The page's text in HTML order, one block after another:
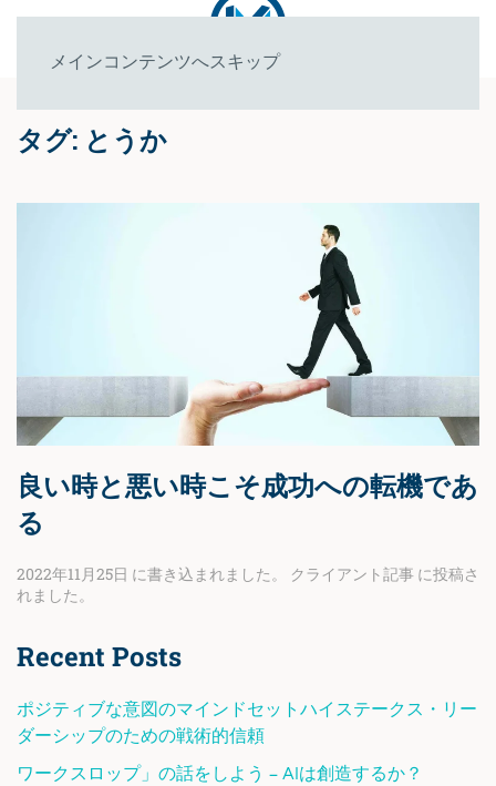
メインコンテンツへスキップ
タグ: とうか
良い時と悪い時こそ成功への転機であ
る
2022年11月25日 に書き込まれました。 クライアント記事 に投稿さ
れました。
Recent Posts
ポジティブな意図のマインドセットハイステークス・リー
ダーシップのための戦術的信頼
ワークスロップ」の話をしよう – AIは創造するか？